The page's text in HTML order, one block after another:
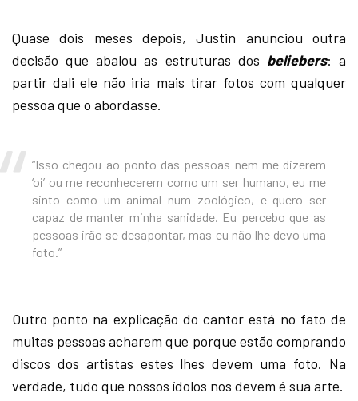
Quase dois meses depois, Justin anunciou outra
decisão que abalou as estruturas dos beliebers: a
partir daliele não iria mais tirar fotos com qualquer
pessoa que o abordasse.
“Isso chegou ao ponto das pessoas nem me dizerem
‘oi’ ou me reconhecerem como um ser humano, eu me
sinto como um animal num zoológico, e quero ser
capaz de manter minha sanidade. Eu percebo que as
pessoas irão se desapontar, mas eu não lhe devo uma
foto.”
Outro ponto na explicação do cantor está no fato de
muitas pessoas acharem que porque estão comprando
discos dos artistas estes lhes devem uma foto. Na
verdade, tudo que nossos ídolos nos devem é sua arte.